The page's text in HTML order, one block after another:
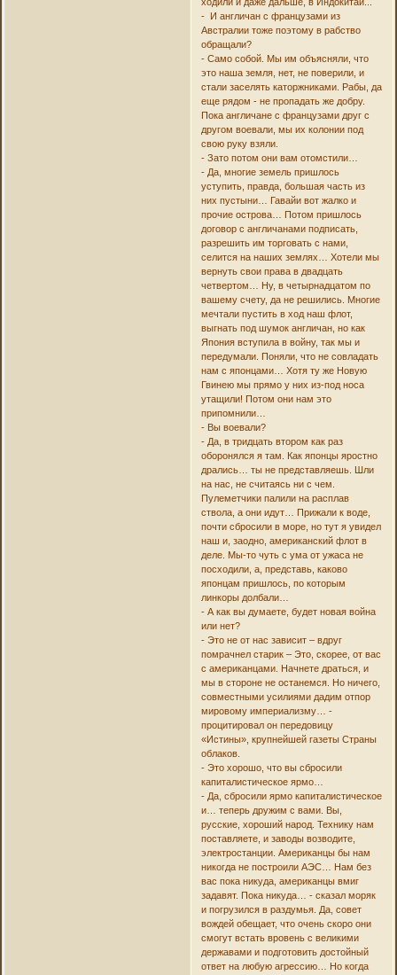
- И англичан с французами из
Австралии тоже поэтому в рабство
обращали?
- Само собой. Мы им объясняли, что
это наша земля, нет, не поверили, и
стали заселять каторжниками. Рабы, да
еще рядом - не пропадать же добру.
Пока англичане с французами друг с
другом воевали, мы их колонии под
свою руку взяли.
- Зато потом они вам отомстили…
- Да, многие земель пришлось
уступить, правда, большая часть из
них пустыни… Гавайи вот жалко и
прочие острова… Потом пришлось
договор с англичанами подписать,
разрешить им торговать с нами,
селится на наших землях… Хотели мы
вернуть свои права в двадцать
четвертом… Ну, в четырнадцатом по
вашему счету, да не решились. Многие
мечтали пустить в ход наш флот,
выгнать под шумок англичан, но как
Япония вступила в войну, так мы и
передумали. Поняли, что не совладать
нам с японцами… Хотя ту же Новую
Гвинею мы прямо у них из-под носа
утащили! Потом они нам это
припомнили…
- Вы воевали?
- Да, в тридцать втором как раз
оборонялся я там. Как японцы яростно
дрались… ты не представляешь. Шли
на нас, не считаясь ни с чем.
Пулеметчики палили на расплав
ствола, а они идут… Прижали к воде,
почти сбросили в море, но тут я увидел
наш и, заодно, американский флот в
деле. Мы-то чуть с ума от ужаса не
посходили, а, представь, каково
японцам пришлось, по которым
линкоры долбали…
- А как вы думаете, будет новая война
или нет?
- Это не от нас зависит – вдруг
помрачнел старик – Это, скорее, от вас
с американцами. Начнете драться, и
мы в стороне не останемся. Но ничего,
совместными усилиями дадим отпор
мировому империализму… -
процитировал он передовицу
«Истины», крупнейшей газеты Страны
облаков.
- Это хорошо, что вы сбросили
капиталистическое ярмо…
- Да, сбросили ярмо капиталистическое
и… теперь дружим с вами. Вы,
русские, хороший народ. Технику нам
поставляете, и заводы возводите,
электростанции. Американцы бы нам
никогда не построили АЭС… Нам без
вас пока никуда, американцы вмиг
задавят. Пока никуда… - сказал моряк
и погрузился в раздумья. Да, совет
вождей обещает, что очень скоро они
смогут встать вровень с великими
державами и подготовить достойный
ответ на любую агрессию… Но когда